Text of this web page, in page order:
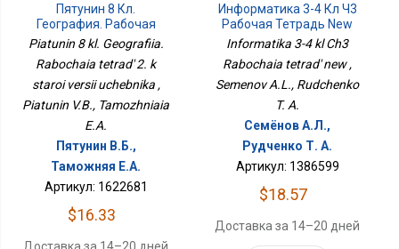
Пятунин 8 Кл.
География. Рабочая
Тетрадь 2. К Старой
Версии Учебника
Piatunin 8 kl. Geografiia.
Rabochaia tetrad' 2. k
staroi versii uchebnika ,
Piatunin V.B., Tamozhniaia
E.A.
Пятунин В.Б.,
Таможняя Е.А.
Артикул: 1622681
$16.33
Доставка за 14–20 дней
Информатика 3-4 Кл Ч3
Рабочая Тетрадь New
Informatika 3-4 kl Ch3
Rabochaia tetrad' new ,
Semenov A.L., Rudchenko
T. A.
Семёнов А.Л.,
Рудченко Т. А.
Артикул: 1386599
$18.57
Доставка за 14–20 дней